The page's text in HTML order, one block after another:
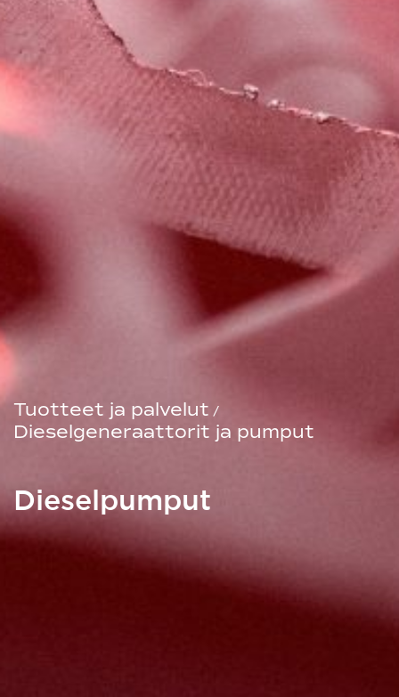
Tuotteet ja palvelut /
Dieselgeneraattorit ja pumput
Dieselpumput